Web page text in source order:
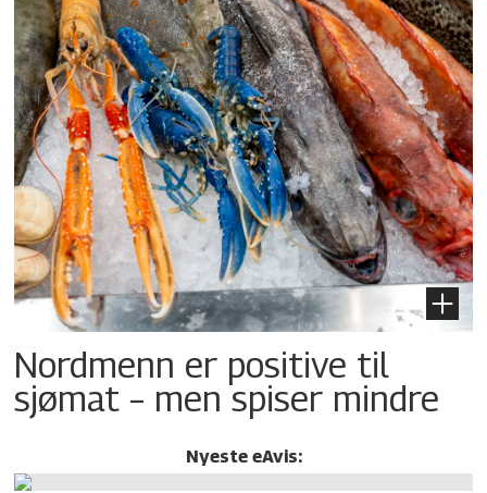
Nordmenn er positive til
sjømat – men spiser mindre
Nyeste eAvis: